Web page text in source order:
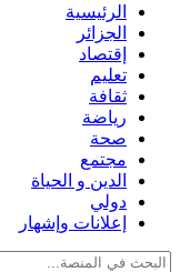
الرئيسية
الجزائر
إقتصاد
تعليم
ثقافة
رياضة
صحة
مجتمع
الدين و الحياة
دولي
إعلانات وإشهار